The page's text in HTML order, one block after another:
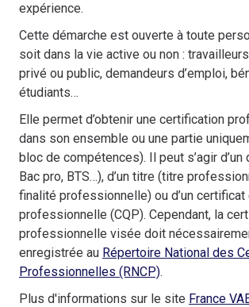
expérience.
Cette démarche est ouverte à toute
soit dans la vie active ou non :
privé ou public, demandeurs d’emploi,
étudiants…
Elle permet d’obtenir une certification
dans son ensemble ou une partie
bloc de compétences). Il peut s’agir d’un
Bac pro, BTS…), d’un titre (titre
finalité professionnelle) ou d’un
professionnelle (CQP). Cependant, la
professionnelle visée doit
enregistrée au Répertoire National des
Professionnelles (RNCP).
Plus d'informations sur le site France